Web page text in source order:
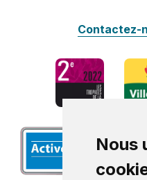
Nous
Contactez-